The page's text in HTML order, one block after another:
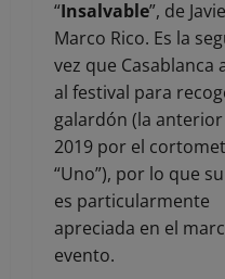
“Insalvable”, de
Marco Rico. Es la
vez que Casablanca
al festival para
galardón (la
2019 por el
“Uno”), por lo que
es particularmente
apreciada en el
evento.